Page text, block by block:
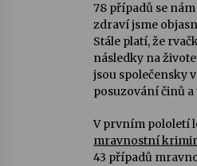
78 případů se
zdraví jsme
Stále platí, že
následky na
jsou společensky
posuzování činů
V prvním pololetí
mravnostní
43 případů